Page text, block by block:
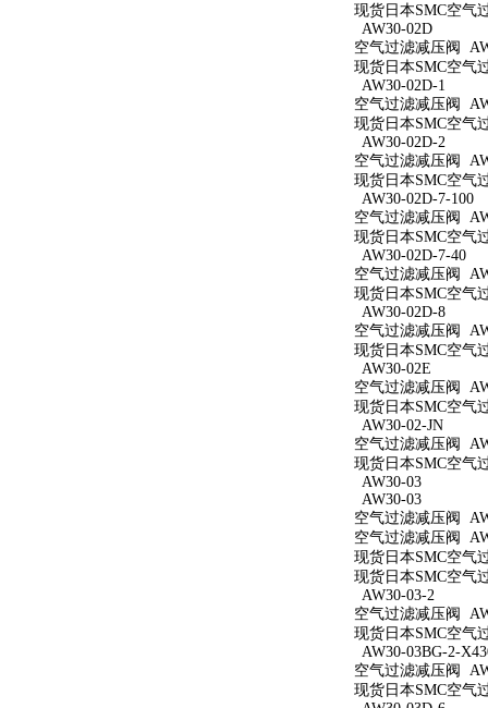
现货日本SMC空气
AW30-02D
空气过滤减压阀
现货日本SMC空气
AW30-02D-1
空气过滤减压阀
现货日本SMC空气
AW30-02D-2
空气过滤减压阀
现货日本SMC空气
AW30-02D-7-100
空气过滤减压阀
现货日本SMC空气
AW30-02D-7-40
空气过滤减压阀
现货日本SMC空气
AW30-02D-8
空气过滤减压阀
现货日本SMC空气
AW30-02E
空气过滤减压阀
现货日本SMC空气
AW30-02-JN
空气过滤减压阀
现货日本SMC空气
AW30-03
AW30-03
空气过滤减压阀
空气过滤减压阀
现货日本SMC空气
现货日本SMC空气
AW30-03-2
空气过滤减压阀
现货日本SMC空气
AW30-03BG-2-
空气过滤减压阀
现货日本SMC空气